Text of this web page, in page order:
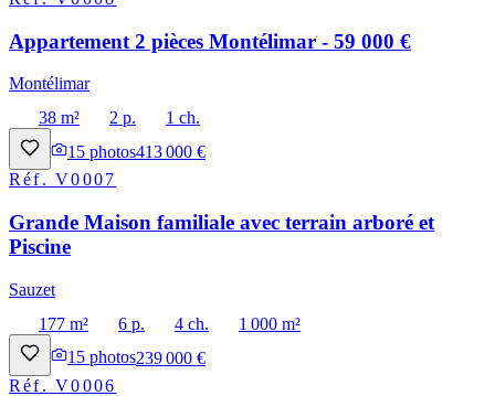
Appartement 2 pièces Montélimar - 59 000 €
Montélimar
38 m²
2 p.
1 ch.
15 photos413 000 €
Réf.V0007
Grande Maison familiale avec terrain arboré et
Piscine
Sauzet
177 m²
6 p. 4 ch.
1 000 m²
15 photos239 000 €
Réf.V0006